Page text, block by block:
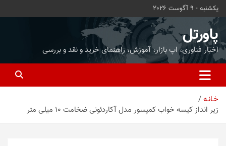
محتوا
بروید
یکشنبه - 9 آگوست 2026
پاورتل
اخبار فناوری، اپ بازار، آموزش، راهنمای خرید و نقد و بررسی
خـانـه
زیر انداز کیسه خواب کمپسور مدل آکاردئونی ضخامت 10 میلی متر